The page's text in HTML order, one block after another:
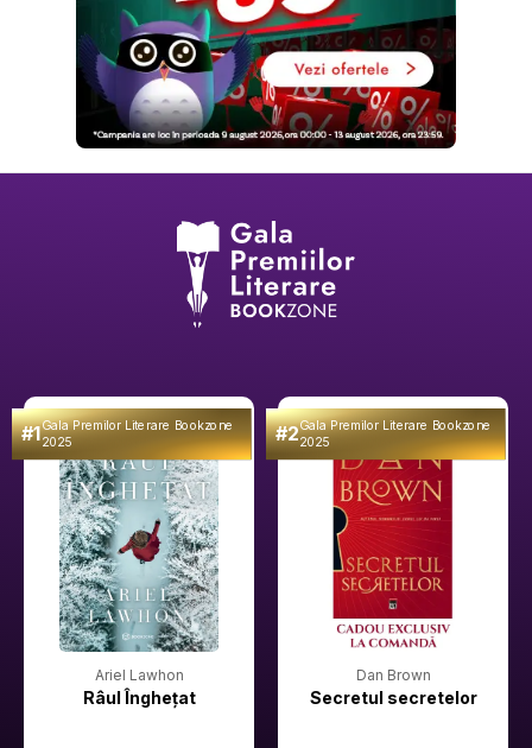
#1Gala Premilor Literare Bookzone
2025
Ariel Lawhon
Râul Înghețat
#2Gala Premilor Literare Bookzone
2025
Dan Brown
Secretul secretelor